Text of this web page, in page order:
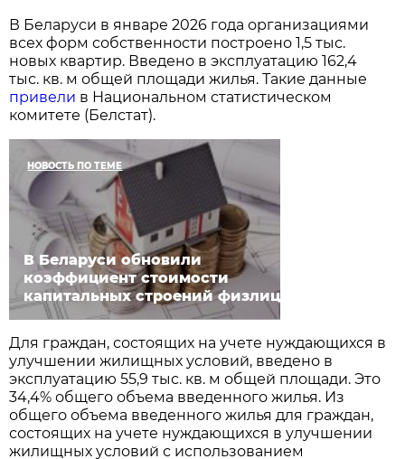
В Беларуси в январе 2026 года организациями
всех форм собственности построено 1,5 тыс.
новых квартир. Введено в эксплуатацию 162,4
тыс. кв. м общей площади жилья. Такие данные
привели в Национальном статистическом
комитете (Белстат).
НОВОСТЬ ПО ТЕМЕ
В Беларуси обновили
коэффициент стоимости
капитальных строений физлиц
Для граждан, состоящих на учете нуждающихся в
улучшении жилищных условий, введено в
эксплуатацию 55,9 тыс. кв. м общей площади. Это
34,4% общего объема введенного жилья. Из
общего объема введенного жилья для граждан,
состоящих на учете нуждающихся в улучшении
жилищных условий с использованием